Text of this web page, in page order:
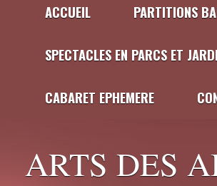
ACCUEIL PARTITIONS
SPECTACLES EN PARCS ET
CABARET EPHEMERE
ARTS DES